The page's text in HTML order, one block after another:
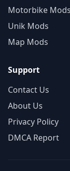
Motorbike Mods
Unik Mods
Map Mods
Support
Contact Us
About Us
Privacy Policy
DMCA Report